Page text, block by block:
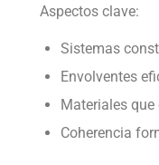
Aspectos clave:
Sistemas
Envolventes
Materiales que
Coherencia